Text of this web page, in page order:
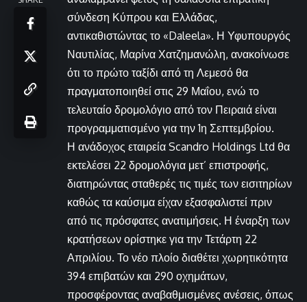
σύνδεση Κύπρου και Ελλάδας,
αντικαθιστώντας το «Daleela». Η Υφυπουργός
Ναυτιλίας, Μαρίνα Χατζημανώλη, ανακοίνωσε
ότι το πρώτο ταξίδι από τη Λεμεσό θα
πραγματοποιηθεί στις 29 Μαΐου, ενώ το
τελευταίο δρομολόγιο από τον Πειραιά είναι
προγραμματισμένο για την 1η Σεπτεμβρίου.
Η ανάδοχος εταιρεία Scandro Holdings Ltd θα
εκτελέσει 22 δρομολόγια μετ’ επιστροφής,
διατηρώντας σταθερές τις τιμές των εισιτηρίων
καθώς τα καύσιμα είχαν εξασφαλιστεί πριν
από τις πρόσφατες ανατιμήσεις. Η έναρξη των
κρατήσεων ορίστηκε για την Τετάρτη 22
Απριλίου. Το νέο πλοίο διαθέτει χωρητικότητα
394 επιβατών και 290 οχημάτων,
προσφέροντας αναβαθμισμένες ανέσεις, όπως